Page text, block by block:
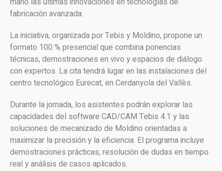
fabricación avanzada.
La iniciativa, organizada por Tebis y Moldino, propone un
formato 100 % presencial que combina ponencias
técnicas, demostraciones en vivo y espacios de diálogo
con expertos. La cita tendrá lugar en las instalaciones del
centro tecnológico Eurecat, en Cerdanyola del Vallès.
Durante la jornada, los asistentes podrán explorar las
capacidades del software CAD/CAM Tebis 4.1 y las
soluciones de mecanizado de Moldino orientadas a
maximizar la precisión y la eficiencia. El programa incluye
demostraciones prácticas, resolución de dudas en tiempo
real y análisis de casos aplicados.